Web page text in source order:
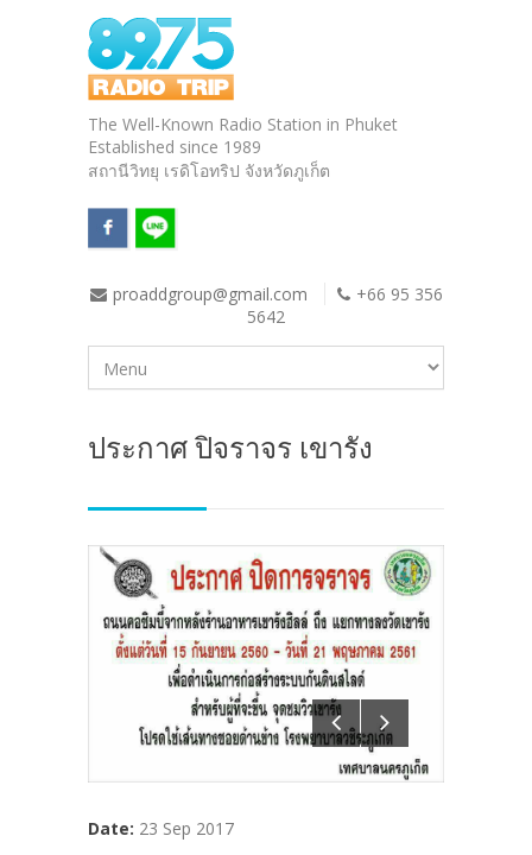
The Well-Known Radio Station in Phuket
Established since 1989
สถานีวิทยุ เรดิโอทริป จังหวัดภูเก็ต
proaddgroup@gmail.com
+66 95 356
5642
ประกาศ ปิจราจร เขารัง
Date: 23 Sep 2017